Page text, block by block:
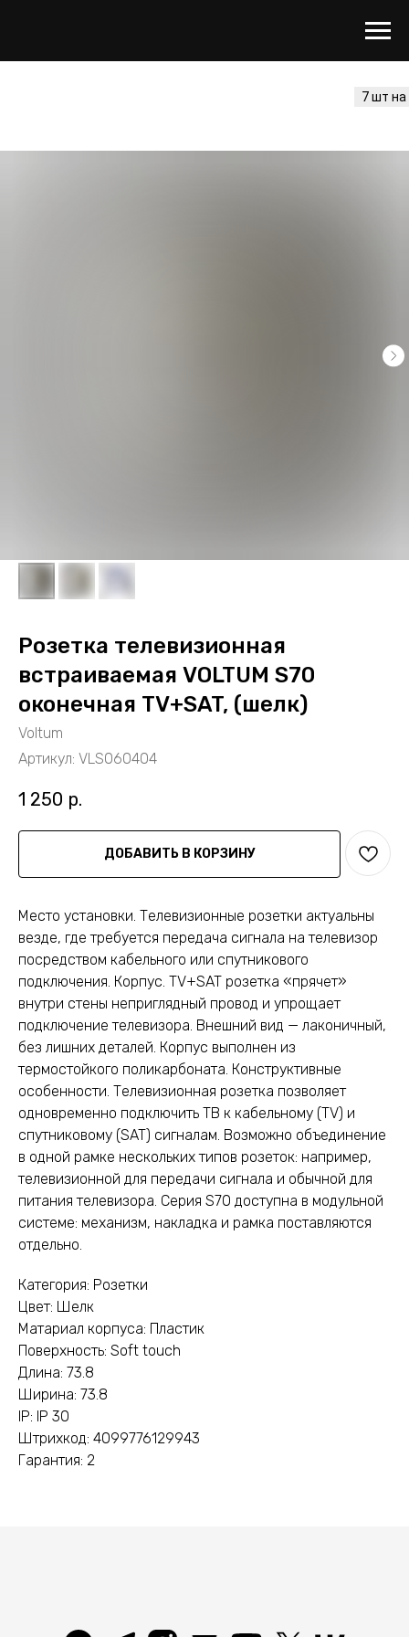
Розетка телевизионная
встраиваемая VOLTUM S70
оконечная TV+SAT, (шелк)
Voltum
Артикул: VLS060404
1 250 р.
ДОБАВИТЬ В КОРЗИНУ
Место установки. Телевизионные розетки актуальны
везде, где требуется передача сигнала на телевизор
посредством кабельного или спутникового
подключения. Корпус. TV+SAT розетка «прячет»
внутри стены неприглядный провод и упрощает
подключение телевизора. Внешний вид — лаконичный,
без лишних деталей. Корпус выполнен из
термостойкого поликарбоната. Конструктивные
особенности. Телевизионная розетка позволяет
одновременно подключить ТВ к кабельному (TV) и
спутниковому (SAT) сигналам. Возможно объединение
в одной рамке нескольких типов розеток: например,
телевизионной для передачи сигнала и обычной для
питания телевизора. Серия S70 доступна в модульной
системе: механизм, накладка и рамка поставляются
отдельно.
Категория: Розетки
Цвет: Шелк
Матариал корпуса: Пластик
Поверхность: Soft touch
Длина: 73.8
Ширина: 73.8
IP: IP 30
Штрихкод: 4099776129943
Гарантия: 2